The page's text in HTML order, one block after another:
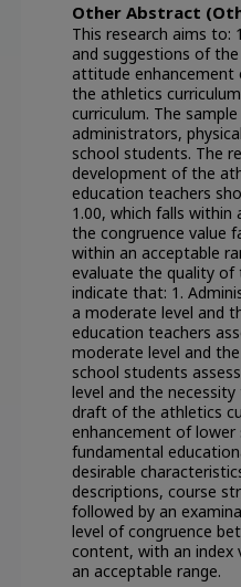
Other Abstract
This research aims to:
and suggestions of
attitude enhancement
the athletics
curriculum. The
administrators,
school students. The
development of the
education teachers
1.00, which falls
the congruence value
within an acceptable
evaluate the quality of
indicate that: 1.
a moderate level and
education teachers
moderate level and
school students
level and the
draft of the athletics
enhancement of lower
fundamental
desirable
descriptions, course
followed by an
level of congruence
content, with an index
an acceptable range.